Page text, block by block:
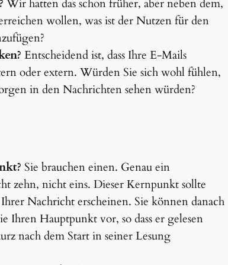
Wir hatten das schon früher, aber neben dem,
wollen, was ist der Nutzen für den
Entscheidend ist, dass Ihre E-Mails
oder extern. Würden Sie sich wohl fühlen,
in den Nachrichten sehen würden?
Sie brauchen einen. Genau ein
zehn, nicht eins. Dieser Kernpunkt sollte
Nachricht erscheinen. Sie können danach
Ihren Hauptpunkt vor, so dass er gelesen
nach dem Start in seiner Lesung